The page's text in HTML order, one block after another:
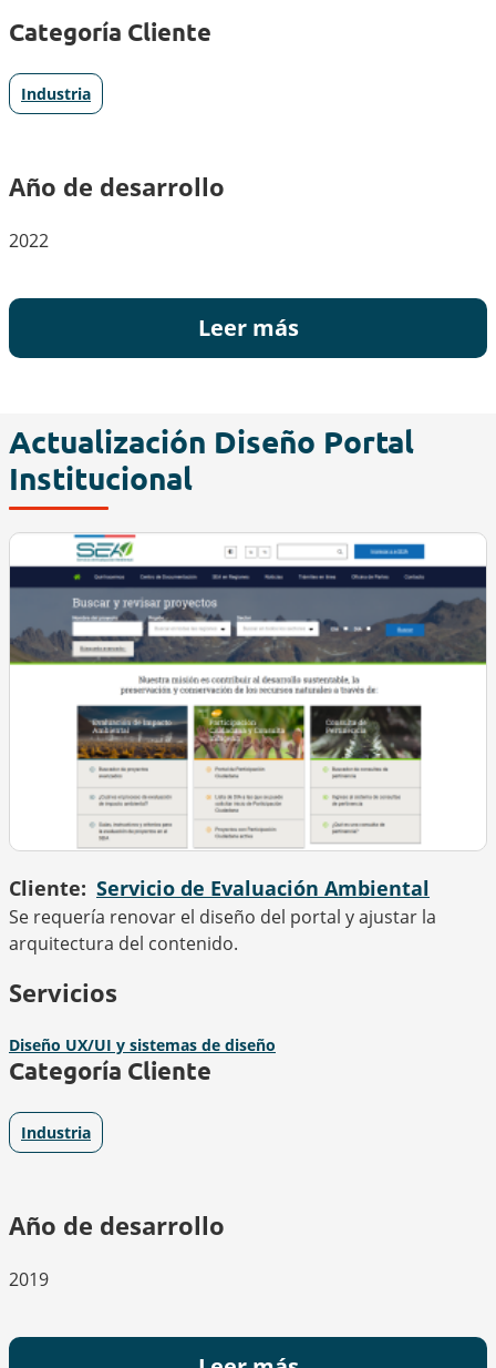
Categoría Cliente
Industria
Año de desarrollo
2022
Leer más
Actualización Diseño Portal
Institucional
Cliente Servicio de Evaluación Ambiental
Se requería renovar el diseño del portal y ajustar la
arquitectura del contenido.
Servicios
Diseño UX/UI y sistemas de diseño
Categoría Cliente
Industria
Año de desarrollo
2019